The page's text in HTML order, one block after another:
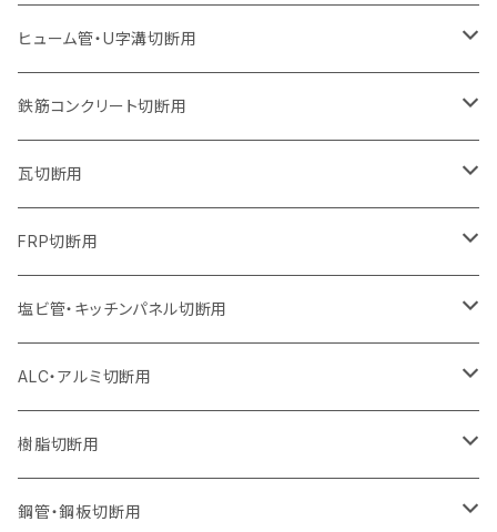
セグメントタイプ
305mm（12インチ）
セグメント
セグメント（特殊凸凹加工チップ）
355mm（14インチ）
セグメント
セグメント（特殊凸凹加工チップ）
405mm（16インチ）
セグメントタイプ
ウェーブタイプ
セグメントタイプ
ウェーブタイプ
230mm（9インチ）
セグメントタイプ
ウェーブタイプ
255mm（10インチ）
セグメントタイプ
305mm（12インチ）
セグメント
セグメント（特殊凸凹加工チップ）
355mm（14インチ）
セグメント
セグメント（特殊凸凹加工チップ）
ウェーブタイプ
セグメントタイプ
ウェーブタイプ
205mm（8インチ）
セグメントタイプ
ウェーブタイプ
230mm（9インチ）
セグメントタイプ
ウェーブタイプ
255mm（10インチ）
セグメントタイプ
305mm（12インチ）
セグメント
セグメント（特殊凸凹加工チップ）
355mm（14インチ）
セグメント
セグメント（特殊凸凹加工チップ）
セグメントタイプ（ビス穴付き
セグメントタイプ
180mm（7インチ）
セグメントタイプ
205mm（8インチ）
セグメントタイプ
230mm（9インチ）
セグメントタイプ
255mm（10インチ）
セグメントタイプ（一般道路カッター用
305mm（12インチ）
セグメントタイプ
セグメントタイプ（一般道路カッター用
355mm（14インチ）
セグメントタイプ
セグメントタイプ（一般道路カッター用
405mm（16インチ）
セグメントタイプ
455mm（18インチ）
セグメントタイプ（ビス穴付き
セグメントタイプ
セグメントタイプ（ビス穴付き
150mm（6インチ）
セグメントタイプ
180mm（7インチ）
セグメントタイプ
205mm（8インチ）
セグメントタイプ
230mm（9インチ）
セグメントタイプ
305mm（12インチ）
セグメントタイプ
埋設鋳鉄管工事対応タイプ
355mm（14インチ）
セグメントタイプ
埋設鋳鉄管工事対応タイプ
405mm（16インチ）
セグメントタイプ
セグメントタイプ
ウェーブタイプ
125mm（5インチ）
セグメントタイプ
ウェーブタイプ
150mm（6インチ）
セグメントタイプ
ウェーブタイプ
180mm（7インチ）
セグメントタイプ
ウェーブタイプ
205mm（8インチ）
セグメントタイプ
ウェーブタイプ
230mm（9インチ）
セグメントタイプ
ウェーブタイプ
255mm（10インチ）
セグメントタイプ
セグメントタイプ（一般道路カッター用
305mm（12インチ）
セグメント
355mm（14インチ）
125mm（5インチ）
ヒューム管・U字溝切断用
105mm（4インチ）
セグメントタイプ
125mm（5インチ）
セグメントタイプ
150mm（6インチ）
セグメントタイプ
180mm（7インチ）
セグメントタイプ
205mm（8インチ）
セグメントタイプ
230mm（9インチ）
セグメントタイプ
255mm（10インチ）
鉄筋コンクリート切断用
305mm（12インチ）
セグメントタイプ
355mm（14インチ）
セグメントタイプ
405mm（16インチ）
セグメントタイプ
瓦切断用
105mm（4インチ）
FRP切断用
125ｍｍ（5インチ）
塩ビ管・キッチンパネル切断用
125ｍｍ（5インチ）
ALC・アルミ切断用
305mm（12インチ）
砥石（補強綱入り）
355mm（14インチ）
樹脂切断用
305mm（12インチ）
鋼管・鋼板切断用